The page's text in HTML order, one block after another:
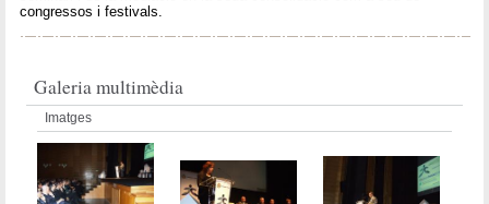
congressos i festivals.
Galeria multimèdia
Imatges